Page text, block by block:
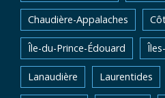
Chaudière-Appalaches
Île-du-Prince-Édouard
Lanaudière Laurentides